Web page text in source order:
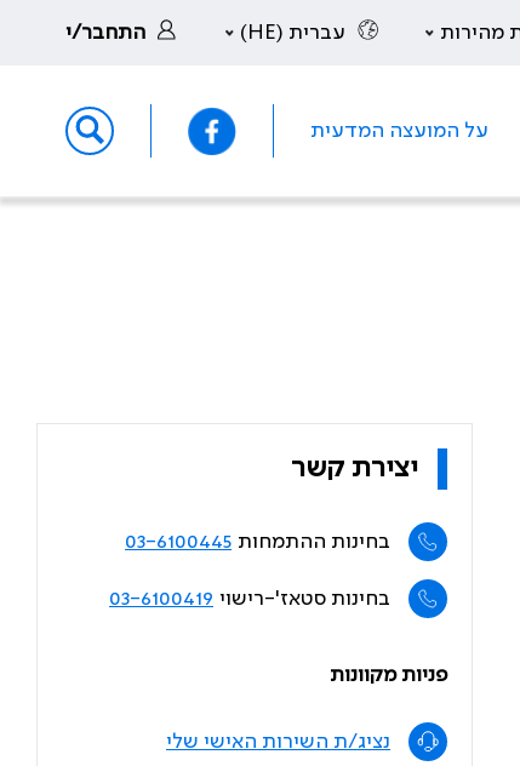
מהירות עברית (HE) התחבר/י
על המועצה המדעית
יצירת קשר
בחינות ההתמחות 03-6100445
בחינות סטאז'-רישוי 03-6100419
פניות מקוונות
נציג/ת השירות האישי שלי